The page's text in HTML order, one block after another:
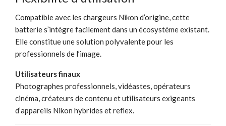
Compatible avec les chargeurs Nikon d’origine, cette
batterie s’intègre facilement dans un écosystème existant.
Elle constitue une solution polyvalente pour les
professionnels de l’image.
Utilisateurs finaux
Photographes professionnels, vidéastes, opérateurs
cinéma, créateurs de contenu et utilisateurs exigeants
d’appareils Nikon hybrides et reflex.